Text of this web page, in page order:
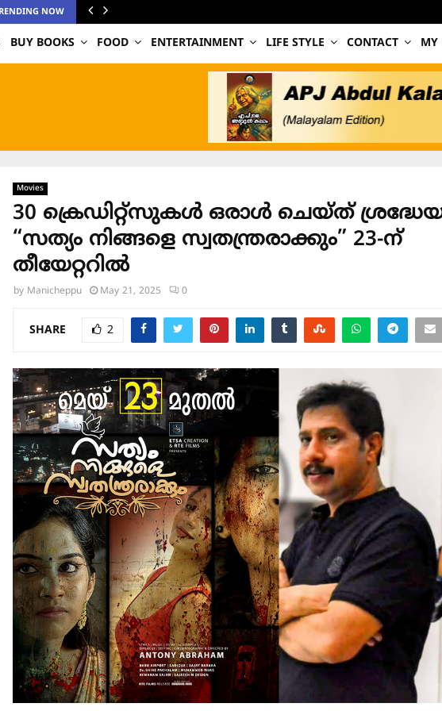
NOW
BUY BOOKS FOOD ENTERTAINMENT LIFE STYLE CONTACT MY
Movies
30 ക്രെഡിറ്റ്‌സുകൾ ഒരാൾ ചെയ്ത്
“സത്യം നിങ്ങളെ സ്വതന്ത്രരാക്കും” 23-ന്
തീയേറ്ററിൽ
by Manicheppu May 21, 2025 0
SHARE 2